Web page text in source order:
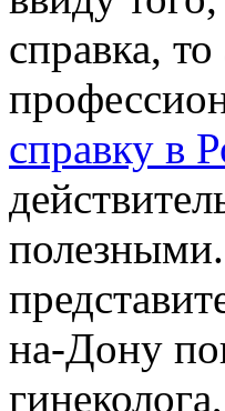
справка,
справку в
на-Дону